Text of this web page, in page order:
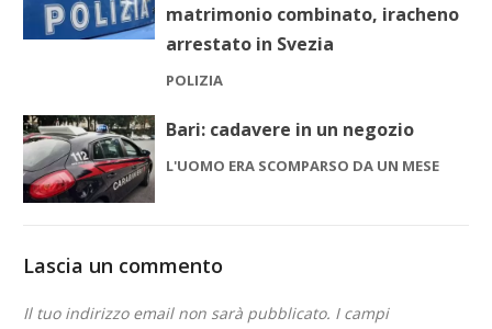
matrimonio combinato, iracheno
arrestato in Svezia
POLIZIA
Bari: cadavere in un negozio
L'UOMO ERA SCOMPARSO DA UN MESE
Lascia un commento
Il tuo indirizzo email non sarà pubblicato. I campi